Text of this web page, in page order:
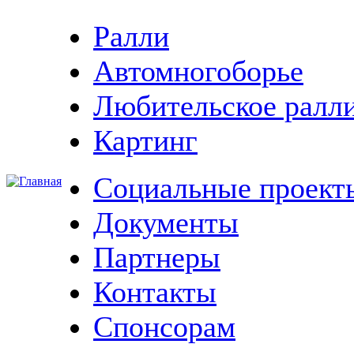
Ралли
Автомногоборье
Любительское
Картинг
Социальные
Документы
Партнеры
Контакты
Спонсорам